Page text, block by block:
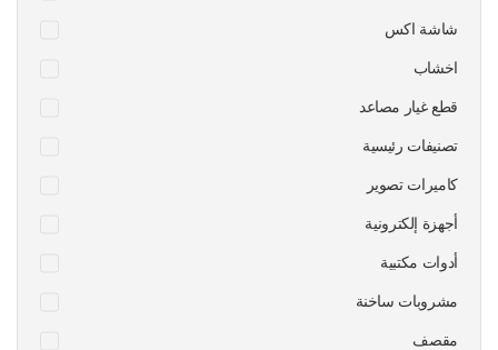
شاشة اكس
اخشاب
قطع غيار مصاعد
تصنيفات رئيسية
كاميرات تصوير
أجهزة إلكترونية
أدوات مكتبية
مشروبات ساخنة
مقصف